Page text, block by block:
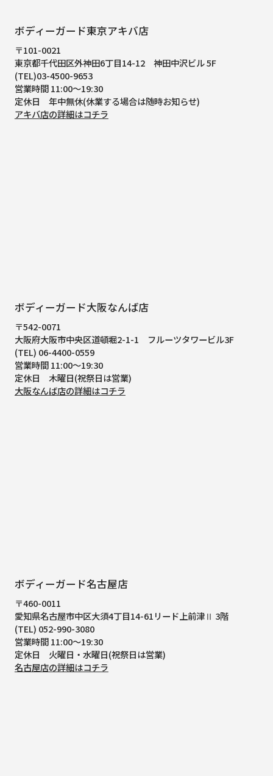
ボディーガード東京アキバ店
〒101-0021
東京都千代田区外神田6丁目14-12 神田中沢ビル 5F
(TEL)03-4500-9653
営業時間 11:00～19:30
定休日 年中無休(休業する場合は随時お知らせ)
アキバ店の詳細はコチラ
ボディーガード大阪なんば店
〒542-0071
大阪府大阪市中央区道頓堀2-1-1
フルーツタワービル3F
(TEL) 06-4400-0559
営業時間 11:00～19:30
定休日 木曜日(祝祭日は営業)
大阪なんば店の詳細はコチラ
ボディーガード名古屋店
〒460-0011
愛知県名古屋市中区大須4丁目14-61リード上前津Ⅱ 3階
(TEL) 052-990-3080
営業時間 11:00～19:30
定休日 火曜日・水曜日(祝祭日は営業)
名古屋店の詳細はコチラ